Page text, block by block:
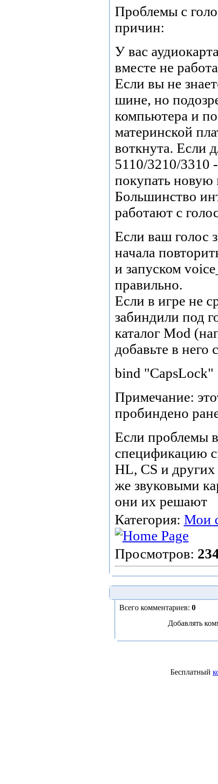
Проблемы с
причин:
У вас
вместе не
Если вы не
шине, но
компьютера и
материнской
воткнута. Если
5110/3210/3310
покупать новую
Большинство
работают с
Если ваш голос
начала
и запуском
правильно.
Если в игре не
забиндили под
каталог Mod
добавьте в него
bind
Примечание:
пробиндено
Если проблемы
спецификацию
HL, CS и
же звуковыми
они их решают
Категория: Мои
Просмотров:
Всего комментариев: 0
Добавлять
Бесплатный